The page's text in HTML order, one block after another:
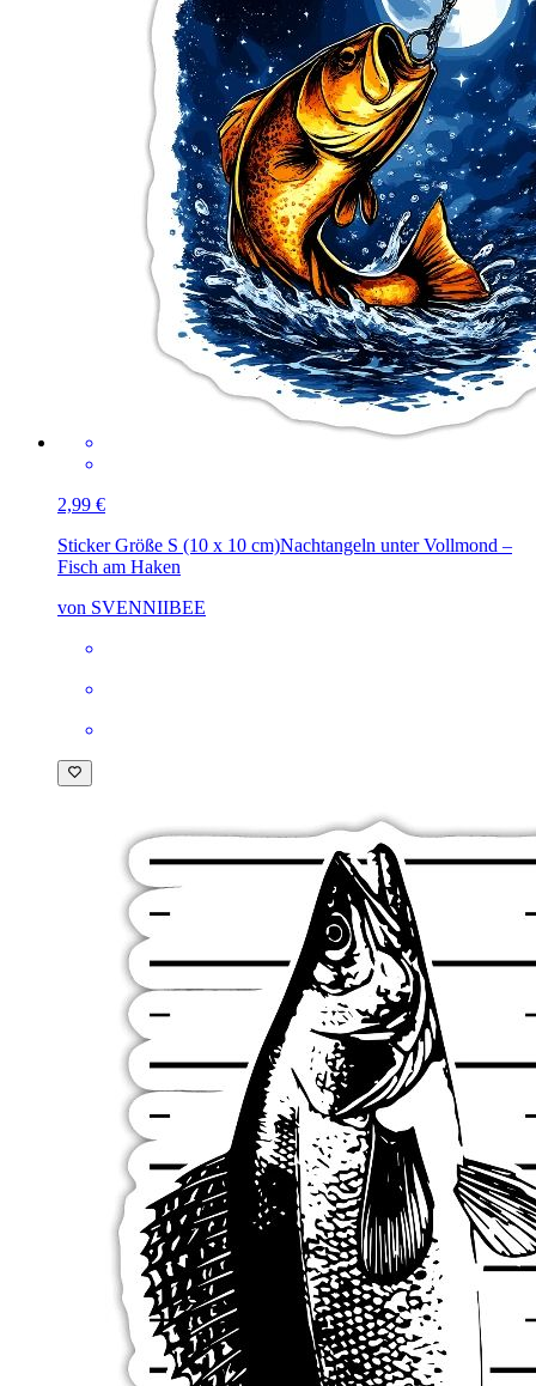
2,99 €
Sticker Größe S (10 x 10 cm)Nachtangeln unter Vollmond –
Fisch am Haken
von SVENNIIBEE